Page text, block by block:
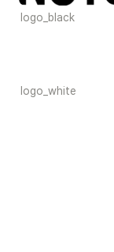
logo_black
logo_white